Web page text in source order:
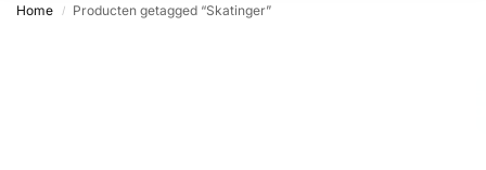
Home / Producten getagged “Skatinger”